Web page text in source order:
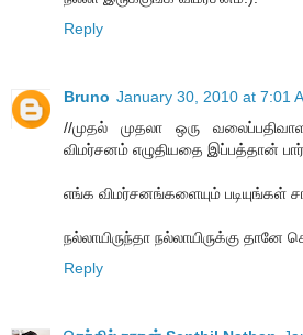
Reply
Bruno January 30, 2010 at 7:01
//முதல் முதலா ஒரு
விமர்சனம் எழுதியதை இப்பத்தான்
எங்க விமர்சனங்களையும் படியுங்கள்
நல்லாயிருந்தா நல்லாயிருக்கு
Reply